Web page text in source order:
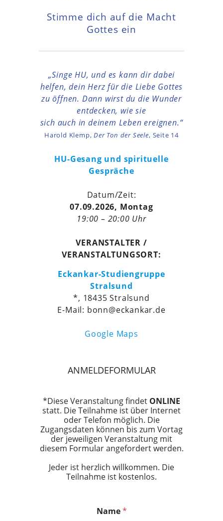
Stimme dich auf die Macht
Gottes ein
„Singe HU, und es kann dir dabei
helfen, dein Herz für die Liebe Gottes
zu öffnen. Dann wirst du die Wunder
entdecken, wie sie
sich auch in deinem Leben ereignen.“
Harold Klemp,Der Ton der Seele, Seite 14
HU-Gesang und spirituelle
Gespräche
Datum/Zeit:
07.09.2026, Montag
19:00 – 20:00 Uhr
VERANSTALTER /
VERANSTALTUNGSORT:
Eckankar-Studiengruppe
Stralsund
*, 18435 Stralsund
E-Mail: bonn@eckankar.de
Google Maps
ANMELDEFORMULAR
*Diese Veranstaltung findet ONLINE
statt. Die Teilnahme ist über Internet
oder Telefon möglich. Die
Zugangsdaten können bis zum Vortag
der jeweiligen Veranstaltung mit
diesem Formular angefordert werden.
Jeder ist herzlich willkommen. Die
Teilnahme ist kostenlos.
Name*